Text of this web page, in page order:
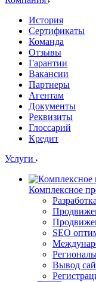
История
Сертификаты
Команда
Отзывы
Гарантии
Вакансии
Партнеры
Агентам
Документы
Реквизиты
Глоссарий
Кредит
Услуги
Комплексное
SEO
Вывод